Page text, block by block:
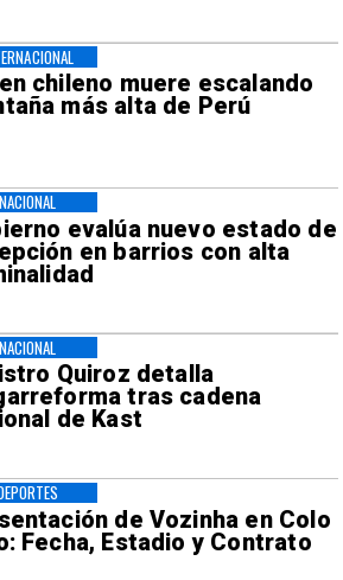
chileno muere escalando
más alta de Perú
evalúa nuevo estado de
en barrios con alta
NACIONAL
Quiroz detalla
tras cadena
de Kast
NACIONAL
de Vozinha en Colo
Fecha, Estadio y Contrato